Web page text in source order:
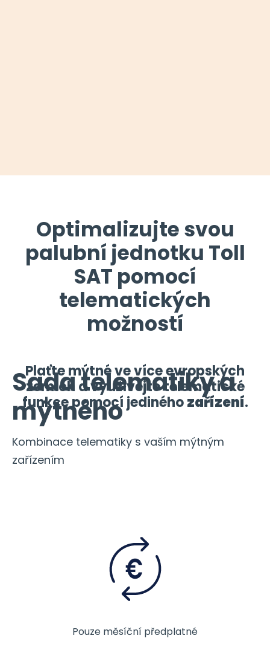
Sada telematiky a
mýtného
Kombinace telematiky s vaším mýtným
zařízením
Optimalizujte svou
palubní jednotku Toll
SAT pomocí
telematických
možností
Plaťte mýtné ve více evropských
zemích a využívejte telematické
funkce pomocí jedinéhozařízení.
Pouze měsíční předplatné